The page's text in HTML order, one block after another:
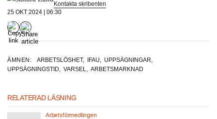
Kontakta skribenten
25 OKT 2024 | 06:30
ÄMNEN: ARBETSLÖSHET, IFAU, UPPSÄGNINGAR,
UPPSÄGNINGSTID, VARSEL, ARBETSMARKNAD
RELATERAD LÄSNING
Arbetsförmedlingen